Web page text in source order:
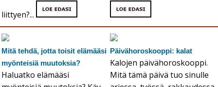
liittyen?...
Mitä tehdä, jotta toisit elämääsi
myönteisiä muutoksia?
Haluatko elämääsi
Päivähoroskooppi: kalat
Kalojen päivähoroskooppi.
Mitä tämä päivä tuo sinulle